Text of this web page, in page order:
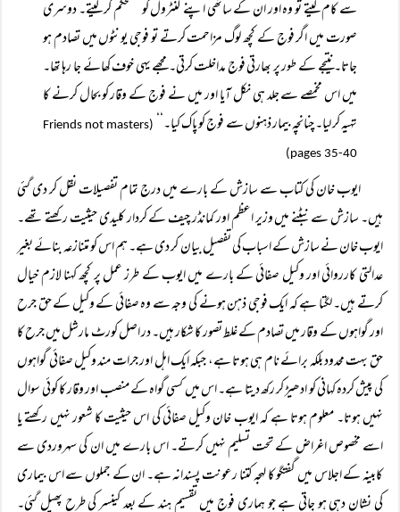
سے کام لیتے تو وہ اور ان کے ساتھی اپنے کنٹرول کو مستحکم کر لیتے۔ دوسری
صورت میں اگر فوج کے کچھ لوگ مزاحمت کرتے تو فوجی یونٹوں میں تصادم ہو
جاتا۔ نتیجے کے طور پر بھارتی فوج مداخلت کرتی۔ مجھے یہی خوف کھائے جا رہا تھا۔
میں اس مخمصے سے جلد ہی نکل آیا اور میں نے فوج کے وقار کو بحال کرنے کا
تہیہ کر لیا۔ چنانچہ بیمار ذہنوں سے فوج کو پاک کیا۔‘‘
(Friends not masters
pages 35-40)
ایوب خان کی کتاب سے سازش کے بارے میں درج تمام تفصیلات نقل کر دی گئی
ہیں۔ سازش سے نبٹنے میں وزیر اعظم اور کمانڈر چیف کے کردار کلیدی حیثیت رکھتے تھے۔
ایوب خان نے سازش کے اسباب کی تفصیل بیان کر دی ہے۔ ہم اس کو متنازعہ بنائے بغیر
عدالتی کارروائی اور وکیل صفائی کے بارے میں ایوب کے طرز عمل پر کچھ کہنا لازم خیال
کرتے ہیں۔ لگتا ہے کہ ایک فوجی ذہن ہونے کی وجہ سے وہ صفائی کے وکیل کے حق جرح
اور گواہوں کے وقار میں تصادم کے غلط تصور کا شکار ہیں۔ در اصل کورٹ مارشل میں جرح کا
حق بہت محدود بلکہ برائے نام ہی ہوتا ہے، جبکہ ایک اہل اور جرات مند وکیل صفائی گواہوں
کی پیش کردہ کہانی کو ادھیڑ کر رکھ دیتا ہے۔ اس میں کسی گواہ کے منصب اور وقار کا کوئی سوال
نہیں ہوتا۔ معلوم ہوتا ہے کہ ایوب خان وکیل صفائی کی اس حیثیت کا شعور نہیں رکھتے یا
اسے مخصوص اغراض کے تحت تسلیم نہیں کرتے۔ اس بارے میں ان کی سہروردی سے
کابینہ کے اجلاس میں گفتگو کا لہجہ کتنا رعونت پسندانہ ہے۔ ان کے جملوں سے اس بیماری
کی نشان دہی ہو جاتی ہے جو ہماری فوج میں تقسیم ہند کے بعد کینسر کی طرح پھیل گئی۔